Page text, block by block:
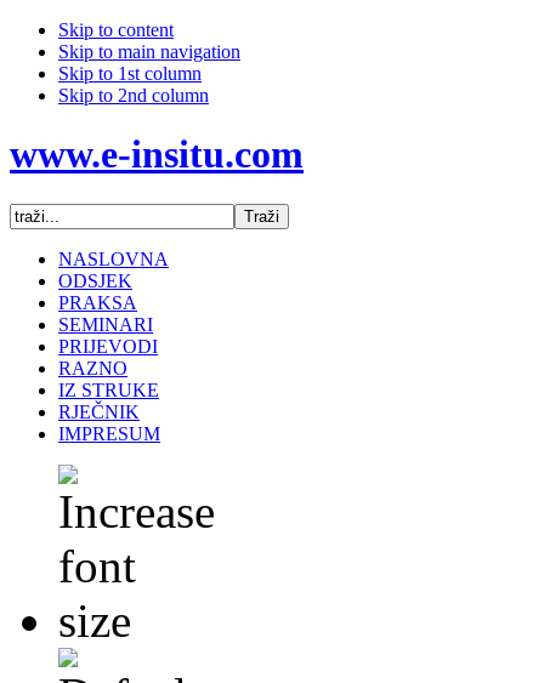
Skip to content
Skip to main navigation
Skip to 1st column
Skip to 2nd column
www.e-insitu.com
NASLOVNA
ODSJEK
PRAKSA
SEMINARI
PRIJEVODI
RAZNO
IZ STRUKE
RJEČNIK
IMPRESUM